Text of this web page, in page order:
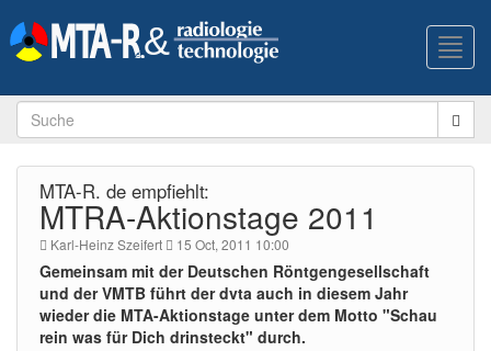
MTA-R. de empfiehlt:
MTRA-Aktionstage 2011
Karl-Heinz Szeifert 15 Oct, 2011 10:00
Gemeinsam mit der Deutschen Röntgengesellschaft
und der VMTB führt der dvta auch in diesem Jahr
wieder die MTA-Aktionstage unter dem Motto "Schau
rein was für Dich drinsteckt" durch.